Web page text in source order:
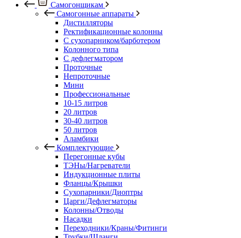
Самогонщикам
Самогонные аппараты
Дистилляторы
Ректификационные колонны
С сухопарником/барботером
Колонного типа
С дефлегматором
Проточные
Непроточные
Мини
Профессиональные
10-15 литров
20 литров
30-40 литров
50 литров
Аламбики
Комплектующие
Перегонные кубы
ТЭНы/Нагреватели
Индукционные плиты
Фланцы/Крышки
Сухопарники/Диоптры
Царги/Дефлегматоры
Колонны/Отводы
Насадки
Переходники/Краны/Фитинги